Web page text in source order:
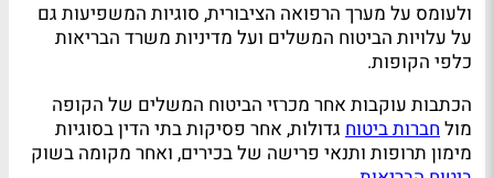
ולעומס על מערך הרפואה הציבורית, סוגיות המשפיעות גם
על עלויות הביטוח המשלים ועל מדיניות משרד הבריאות
כלפי הקופות.
הכתבות עוקבות אחר מכרזי הביטוח המשלים של הקופה
מולחברות ביטוח גדולות, אחר פסיקות בתי הדין בסוגיות
מימון תרופות ותנאי פרישה של בכירים, ואחר מקומה בשוק